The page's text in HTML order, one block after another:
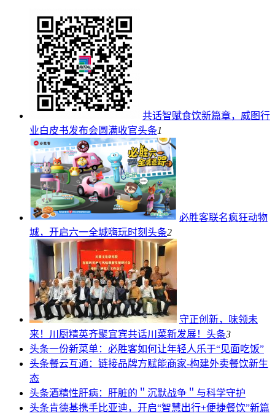
共话智赋食饮新篇章，威图行
业白皮书发布会圆满收官头条1
必胜客联名疯狂动物
城，开启六一全城嗨玩时刻 头条2
守正创新，味领未
来！川厨精英齐聚宜宾共话川菜新发展！ 头条3
头条一份新菜单：必胜客如何让年轻人乐于“见面吃饭”
头条餐云互通：链接品牌方赋能商家-构建外卖餐饮新生
态
头条酒精性肝病：肝脏的＂沉默战争＂与科学守护
头条肯德基携手比亚迪，开启“智慧出行+便捷餐饮”新篇